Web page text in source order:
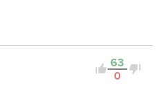
63
0